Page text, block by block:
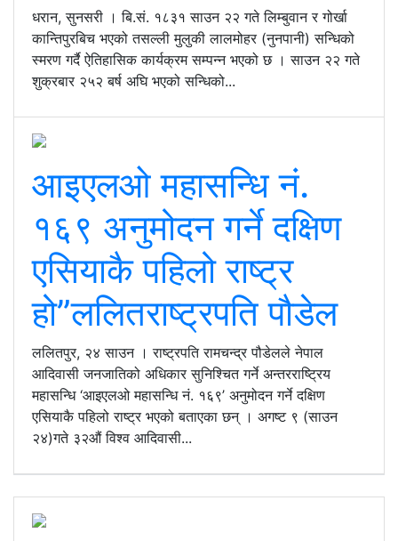
धरान, सुनसरी । बि.सं. १८३१ साउन २२ गते लिम्बुवान र गोर्खा
कान्तिपुरबिच भएको तसल्ली मुलुकी लालमोहर (नुनपानी) सन्धिको
स्मरण गर्दै ऐतिहासिक कार्यक्रम सम्पन्न भएको छ । साउन २२ गते
शुक्रबार २५२ बर्ष अघि भएको सन्धिको...
आइएलओ महासन्धि नं.
१६९ अनुमोदन गर्ने दक्षिण
एसियाकै पहिलो राष्ट्र
हो”ललितराष्ट्रपति पौडेल
ललितपुर, २४ साउन । राष्ट्रपति रामचन्द्र पौडेलले नेपाल
आदिवासी जनजातिको अधिकार सुनिश्चित गर्ने अन्तरराष्ट्रिय
महासन्धि ‘आइएलओ महासन्धि नं. १६९’ अनुमोदन गर्ने दक्षिण
एसियाकै पहिलो राष्ट्र भएको बताएका छन् । अगष्ट ९ (साउन
२४)गते ३२औं विश्व आदिवासी...